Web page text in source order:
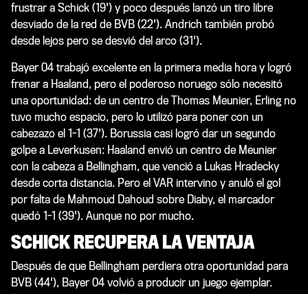
frustrar a Schick (19') y poco después lanzó un tiro libre
desviado de la red de BVB (22'). Andrich también probó
desde lejos pero se desvió del arco (31').
Bayer 04 trabajó excelente en la primera media hora y logró
frenar a Haaland, pero el poderoso noruego sólo necesitó
una oportunidad: de un centro de Thomas Meunier, Erling no
tuvo mucho espacio, pero lo utilizó para poner con un
cabezazo el 1-1 (37'). Borussia casi logró dar un segundo
golpe a Leverkusen: Haaland envió un centro de Meunier
con la cabeza a Bellingham, que venció a Lukas Hradecky
desde corta distancia. Pero el VAR intervino y anuló el gol
por falta de Mahmoud Dahoud sobre Diaby, el marcador
quedó 1-1 (39'). Aunque no por mucho.
SCHICK RECUPERA LA VENTAJA
Después de que Bellingham perdiera otra oportunidad para
BVB (44'), Bayer 04 volvió a producir un juego ejemplar.